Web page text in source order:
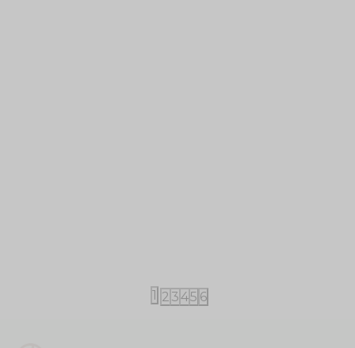
1 2 345 6